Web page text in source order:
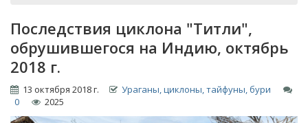
Последствия циклона "Титли",
обрушившегося на Индию, октябрь
2018 г.
13 октября 2018 г.
Ураганы, циклоны, тайфуны, бури
0
2025